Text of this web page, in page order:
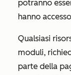
potranno
hanno
Qualsiasi
moduli,
parte della